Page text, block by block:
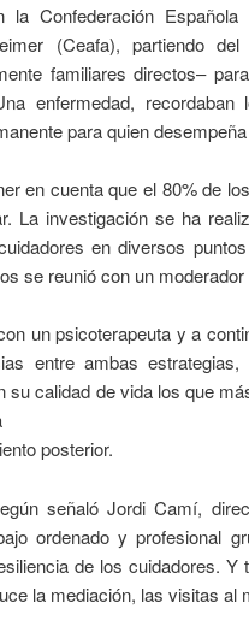
la Confederación
(Ceafa), partiendo
familiares directos–
enfermedad,
para quien
en cuenta que el 80% de
La investigación se ha
en diversos
se reunió con un
un psicoterapeuta y a
entre ambas
su calidad de vida los que
posterior.
señaló Jordi Camí,
ordenado y profesional
de los cuidadores. Y
la mediación, las visitas al